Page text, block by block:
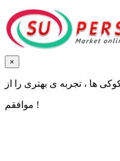
×
موافقم !